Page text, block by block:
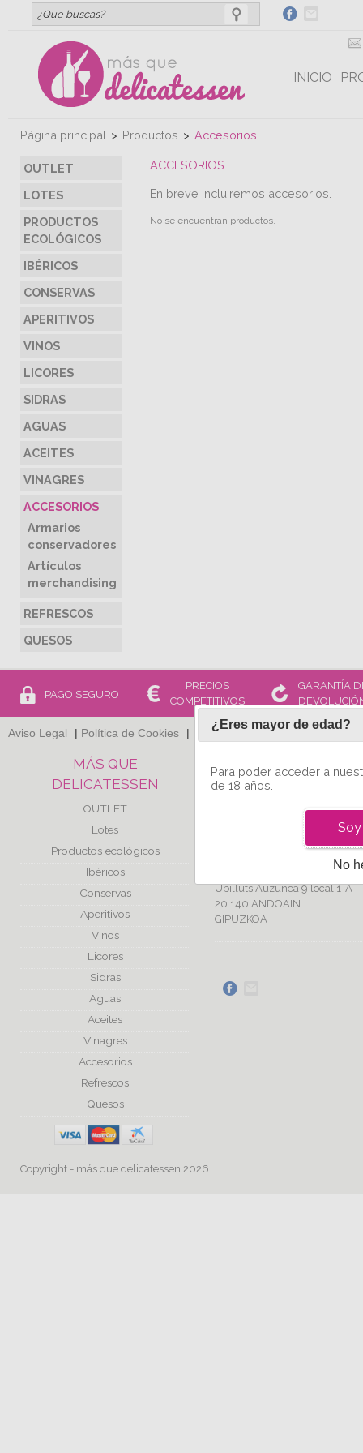
INICIO
Página principal > Productos > Accesorios
ACCESORIOS
En breve incluiremos accesorios.
No se encuentran productos.
OUTLET
LOTES
PRODUCTOS
ECOLÓGICOS
IBÉRICOS
CONSERVAS
APERITIVOS
VINOS
LICORES
SIDRAS
AGUAS
ACEITES
VINAGRES
ACCESORIOS
Armarios
conservadores
Artículos
merchandising
REFRESCOS
QUESOS
PAGO SEGURO
PRECIOS
COMPETITIVOS
GARANTÍA
Aviso Legal | Política de Cookies | Política de Privacidad |Políticas
MÁS QUE
DELICATESSEN
OUTLET
Lotes
Productos ecológicos
Ibéricos
Conservas
Aperitivos
Vinos
Licores
Sidras
Aguas
Aceites
Vinagres
Accesorios
Refrescos
Quesos
CONTACTO
Tel. 617 013 311 de
17h de lunes a
Iruña de Promociones, s.l.
Ubilluts Auzunea 9 local 1-A
20.140 ANDOAIN
GIPUZKOA
Copyright - más que delicatessen 2026
¿Eres mayor de edad?
Para poder acceder a
de 18 años.
No